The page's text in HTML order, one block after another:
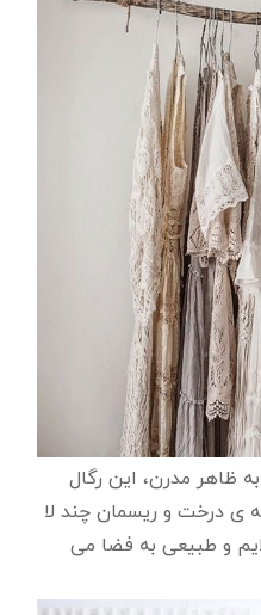
ظاهر مدرن، این رگال
ی درخت و ریسمان چند لا
و طبیعی به فضا می